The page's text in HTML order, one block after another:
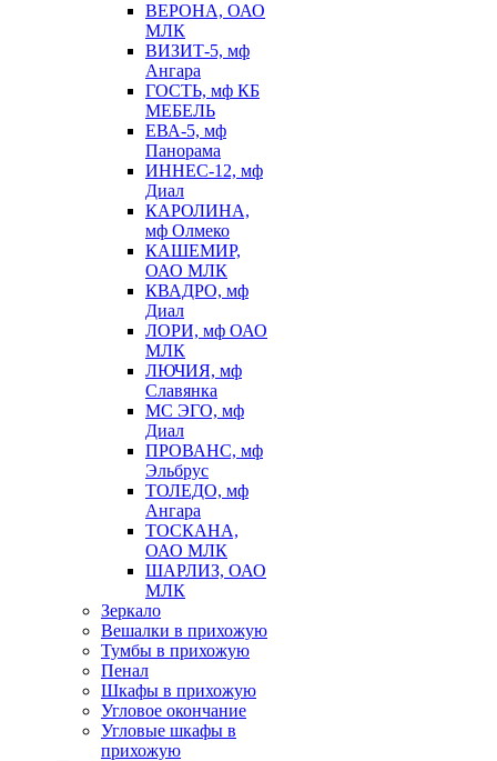
ВЕРОНА, ОАО
МЛК
ВИЗИТ-5, мф
Ангара
ГОСТЬ, мф КБ
МЕБЕЛЬ
ЕВА-5, мф
Панорама
ИННЕС-12, мф
Диал
КАРОЛИНА,
мф Олмеко
КАШЕМИР,
ОАО МЛК
КВАДРО, мф
Диал
ЛОРИ, мф ОАО
МЛК
ЛЮЧИЯ, мф
Славянка
МС ЭГО, мф
Диал
ПРОВАНС, мф
Эльбрус
ТОЛЕДО, мф
Ангара
ТОСКАНА,
ОАО МЛК
ШАРЛИЗ, ОАО
МЛК
Зеркало
Вешалки в прихожую
Тумбы в прихожую
Пенал
Шкафы в прихожую
Угловое окончание
Угловые шкафы в
прихожую